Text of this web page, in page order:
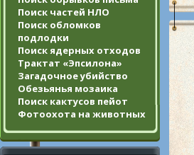
Поиск частей НЛО
Поиск обломков
подлодки
Поиск ядерных отходов
Трактат «Эпсилона»
Загадочное убийство
Обезьянья мозаика
Поиск кактусов пейот
Фотоохота на животных